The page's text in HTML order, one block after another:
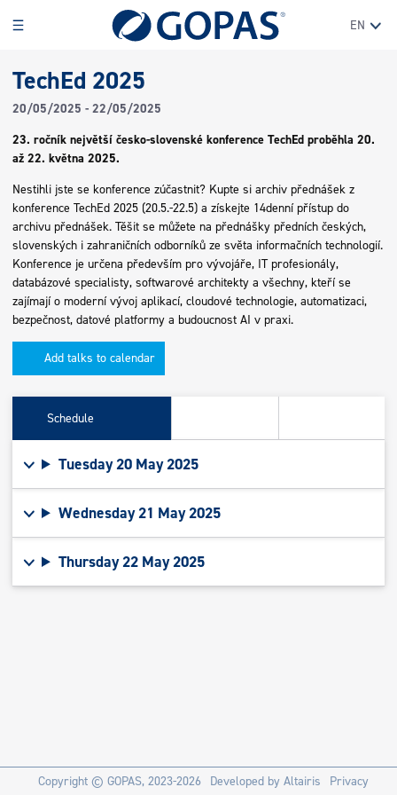
EN
TechEd 2025
20/05/2025 - 22/05/2025
23. ročník největší česko-slovenské konference TechEd proběhla 20.
až 22. května 2025.
Nestihli jste se konference zúčastnit? Kupte si archiv přednášek z
konference TechEd 2025 (20.5.-22.5) a získejte 14denní přístup do
archivu přednášek. Těšit se můžete na přednášky předních českých,
slovenských i zahraničních odborníků ze světa informačních technologií.
Konference je určena především pro vývojáře, IT profesionály,
databázové specialisty, softwarové architekty a všechny, kteří se
zajímají o moderní vývoj aplikací, cloudové technologie, automatizaci,
bezpečnost, datové platformy a budoucnost AI v praxi.
Add talks to calendar
Schedule
Tuesday 20 May 2025
Wednesday 21 May 2025
Thursday 22 May 2025
Copyright © GOPAS, 2023-2026 Developed by Altairis Privacy